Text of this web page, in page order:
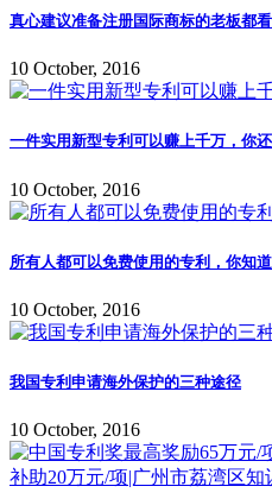
真心建议准备注册国际商标的老板都
10 October, 2016
一件实用新型专利可以赚上千万，你
10 October, 2016
所有人都可以免费使用的专利，你知
10 October, 2016
我国专利申请海外保护的三种途径
10 October, 2016